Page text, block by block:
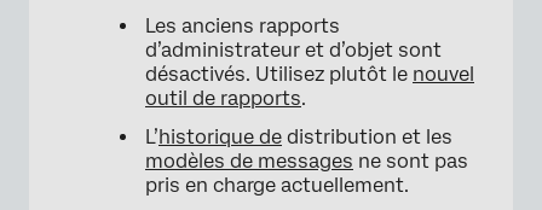
Les anciens rapports
d’administrateur et d’objet sont
désactivés. Utilisez plutôt le nouvel
outil de rapports.
L’historique de distribution et les
modèles de messages ne sont pas
pris en charge actuellement.